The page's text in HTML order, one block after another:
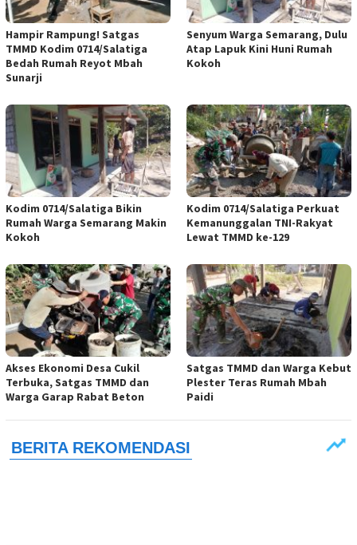
Hampir Rampung! Satgas
TMMD Kodim 0714/Salatiga
Bedah Rumah Reyot Mbah
Sunarji
Senyum Warga Semarang, Dulu
Atap Lapuk Kini Huni Rumah
Kokoh
Kodim 0714/Salatiga Bikin
Rumah Warga Semarang Makin
Kokoh
Kodim 0714/Salatiga Perkuat
Kemanunggalan TNI-Rakyat
Lewat TMMD ke-129
Akses Ekonomi Desa Cukil
Terbuka, Satgas TMMD dan
Warga Garap Rabat Beton
Satgas TMMD dan Warga Kebut
Plester Teras Rumah Mbah
Paidi